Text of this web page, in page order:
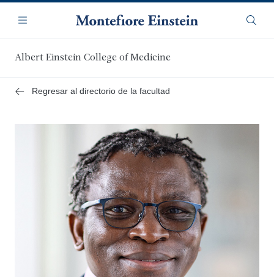
contenido
principal
Navegación
Menú
Albert Einstein College of Medicine
Regresar al directorio de la facultad